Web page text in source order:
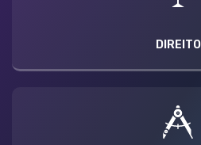
DIREITO